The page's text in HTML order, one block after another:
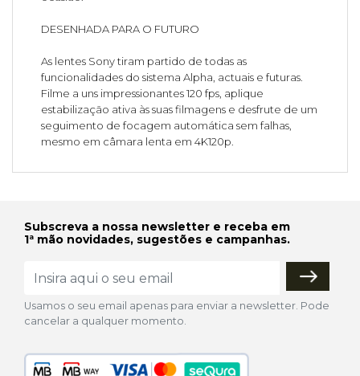
DESENHADA PARA O FUTURO
As lentes Sony tiram partido de todas as
funcionalidades do sistema Alpha, actuais e futuras.
Filme a uns impressionantes 120 fps, aplique
estabilização ativa às suas filmagens e desfrute de um
seguimento de focagem automática sem falhas,
mesmo em câmara lenta em 4K120p.
Subscreva a nossa newsletter e receba em
1ª mão novidades, sugestões e campanhas.
Usamos o seu email apenas para enviar a newsletter. Pode
cancelar a qualquer momento.